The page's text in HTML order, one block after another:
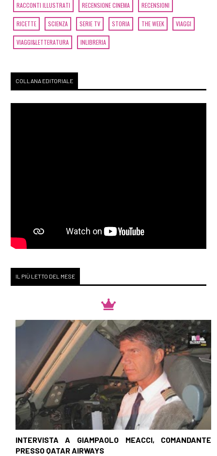
RACCONTI ILLUSTRATI RECENSIONE CINEMA RECENSIONI
RICETTE SCIENZA SERIE TV STORIA THE WEEK VIAGGI
VIAGGI&LETTERATURA INLIBRERIA
COLLANA EDITORIALE
IL PIÙ LETTO DEL MESE
INTERVISTA A GIAMPAOLO MEACCI, COMANDANTE
PRESSO QATAR AIRWAYS